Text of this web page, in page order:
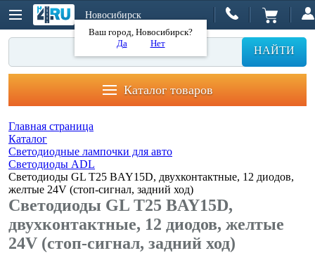
Новосибирск
Ваш город, Новосибирск?
Да
Нет
НАЙТИ
Каталог товаров
Главная страница
Каталог
Светодиодные лампочки для авто
Светодиоды ADL
Светодиоды GL T25 BAY15D, двухконтактные, 12 диодов,
желтые 24V (стоп-сигнал, задний ход)
Светодиоды GL T25 BAY15D,
двухконтактные, 12 диодов, желтые
24V (стоп-сигнал, задний ход)